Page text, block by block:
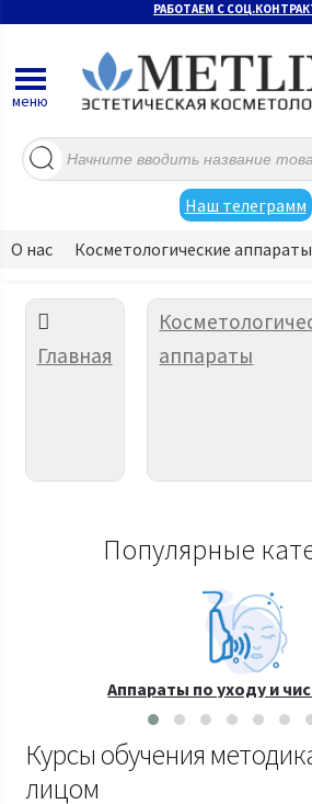
РАБОТАЕМ С
Поиск
товаров
Наш телеграмм
меню
О нас Косметологические аппараты
Главная
аппараты
Популярные
Аппараты по уходу и
Курсы обучения
лицом